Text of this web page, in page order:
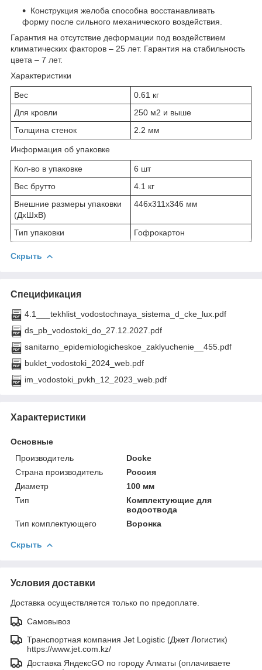
Конструкция желоба способна восстанавливать
форму после сильного механического воздействия.
Гарантия на отсутствие деформации под воздействием
климатических факторов – 25 лет. Гарантия на стабильность
цвета – 7 лет.
Характеристики
Вес
0.61 кг
Для кровли
250 м2 и выше
Толщина стенок
2.2 мм
Информация об упаковке
Кол-во в упаковке
6 шт
Вес брутто
4.1 кг
Внешние размеры упаковки
(ДхШхВ)
446x311x346 мм
Тип упаковки Гофрокартон
Скрыть
Спецификация
4.1___tekhlist_vodostochnaya_sistema_d_cke_lux.pdf
ds_pb_vodostoki_do_27.12.2027.pdf
sanitarno_epidemiologicheskoe_zaklyuchenie__455.pdf
buklet_vodostoki_2024_web.pdf
im_vodostoki_pvkh_12_2023_web.pdf
Характеристики
Основные
Производитель
Docke
Страна производитель
Россия
Диаметр
100 мм
Тип
Комплектующие для
водоотвода
Тип комплектующего
Воронка
Скрыть
Условия доставки
Доставка осуществляется только по предоплате.
Самовывоз
Транспортная компания Jet Logistic (Джет Логистик)
https://www.jet.com.kz/
Доставка ЯндексGO по городу Алматы (оплачиваете